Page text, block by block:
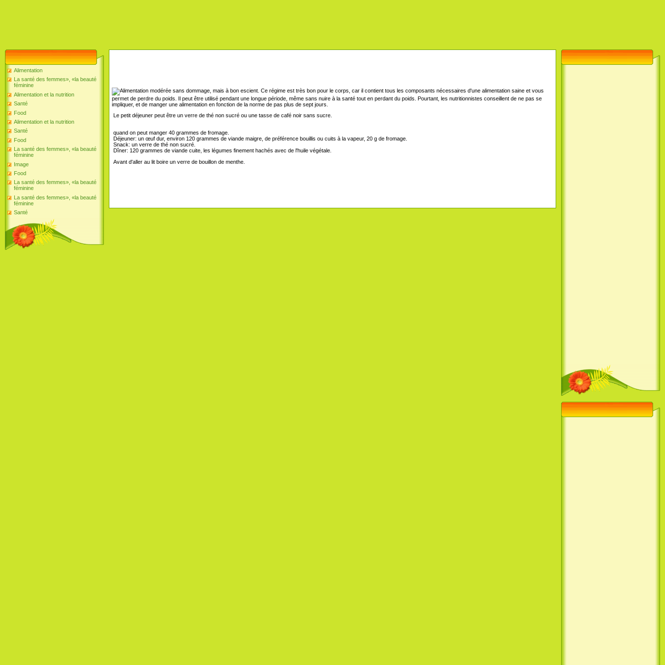
Alimentation
La santé des femmes», «la beauté
féminine
Alimentation et la nutrition
Santé
Food
Alimentation et la nutrition
Santé
Food
La santé des femmes», «la beauté
féminine
Image
Food
La santé des femmes», «la beauté
féminine
La santé des femmes», «la beauté
féminine
Santé
Ce régime est très bon pour le corps, car il contient tous les composants nécessaires d'une alimentation saine et vous
permet de perdre du poids. Il peut être utilisé pendant une longue période, même sans nuire à la santé tout en perdant du poids. Pourtant, les nutritionnistes conseillent de ne pas se
impliquer, et de manger une alimentation en fonction de la norme de pas plus de sept jours.
Le petit déjeuner peut être un verre de thé non sucré ou une tasse de café noir sans sucre.
quand on peut manger 40 grammes de fromage.
Déjeuner: un œuf dur, environ 120 grammes de viande maigre, de préférence bouillis ou cuits à la vapeur, 20 g de fromage.
Snack: un verre de thé non sucré.
Dîner: 120 grammes de viande cuite, les légumes finement hachés avec de l'huile végétale.
Avant d'aller au lit boire un verre de bouillon de menthe.